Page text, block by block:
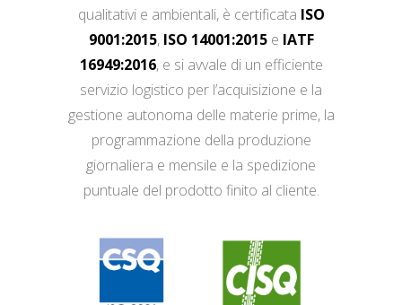
qualitativi e ambientali, è certificata ISO
9001:2015, ISO 14001:2015e IATF
16949:2016, e si avvale di un efficiente
servizio logistico per l’acquisizione e la
gestione autonoma delle materie prime, la
programmazione della produzione
giornaliera e mensile e la spedizione
puntuale del prodotto finito al cliente.